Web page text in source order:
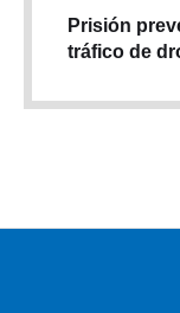
Prisión
tráfico de